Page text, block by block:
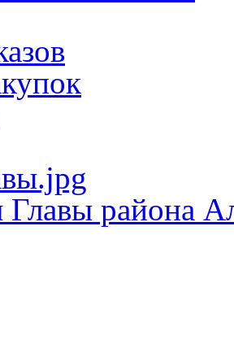
Главы района